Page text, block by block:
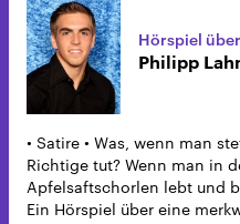
Hörspiel
Philipp
• Satire • Was, wenn man
Richtige tut? Wenn man in
Apfelsaftschorlen lebt und
Ein Hörspiel über eine